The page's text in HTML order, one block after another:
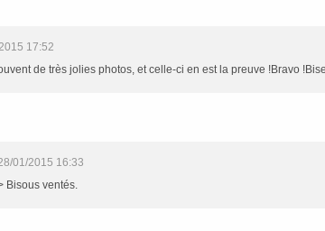
17:52
de très jolies photos, et celle-ci en est la preuve !Bravo
01/2015 16:33
Bisous ventés.